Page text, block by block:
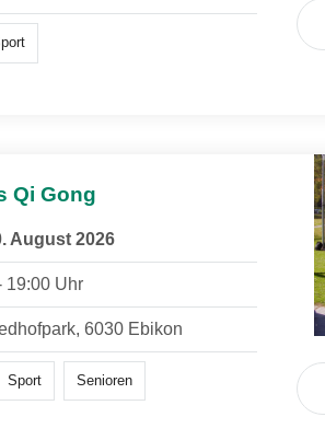
Qi Gong
August 2026
19:00 Uhr
6030 Ebikon
Sport Senioren